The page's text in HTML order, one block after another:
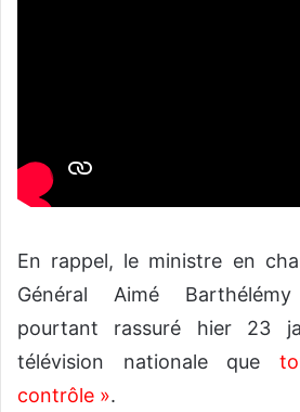
En rappel, le ministre en
Général Aimé
pourtant rassuré hier 23
télévision nationale que
contrôle ».